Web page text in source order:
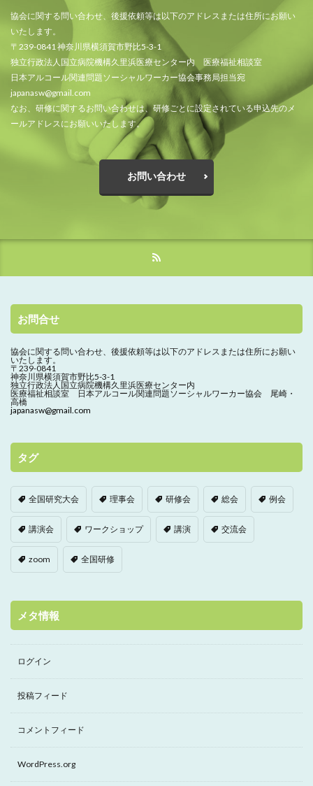
協会に関する問い合わせ、後援依頼等は以下のアドレスまたは住所にお願い
いたします。
〒239-0841 神奈川県横須賀市野比5-3-1
独立行政法人国立病院機構久里浜医療センター内 医療福祉相談室
日本アルコール関連問題ソーシャルワーカー協会事務局担当宛
japanasw@gmail.com
なお、研修に関するお問い合わせは、研修ごとに設定されている申込先のメ
ールアドレスにお願いいたします。
お問い合わせ
お問合せ
協会に関する問い合わせ、 後援依頼等は以下のアドレスまたは住所にお願い
いたします。
〒239-0841
神奈川県横須賀市野比5-3-1
独立行政法人国立病院機構久里浜医療センター内
医療福祉相談室 日本アルコール関連問題ソーシャルワーカー協会 尾崎・
高橋
japanasw@gmail.com
タグ
全国研究大会 理事会 研修会 総会 例会
講演会 ワークショップ 講演 交流会
zoom 全国研修
メタ情報
ログイン
投稿フィード
コメントフィード
WordPress.org